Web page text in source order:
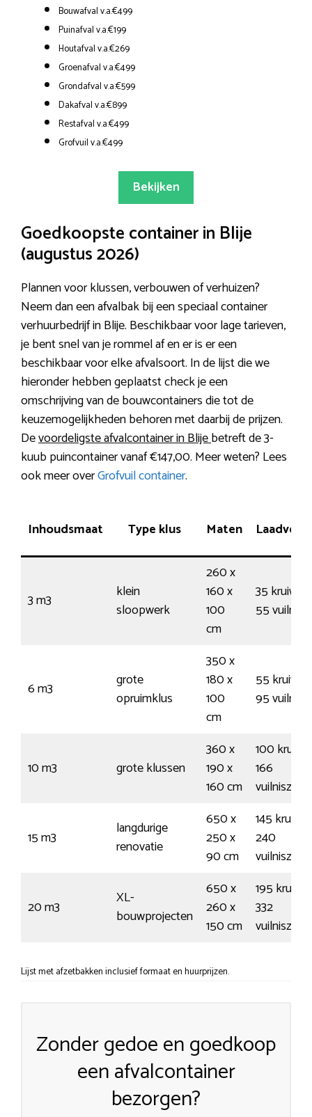
Bouwafval v.a.€499
Puinafval v.a.€199
Houtafval v.a.€269
Groenafval v.a.€499
Grondafval v.a.€599
Dakafval v.a.€899
Restafval v.a.€499
Grofvuil v.a.€499
Bekijken
Goedkoopste container in Blije
(augustus 2026)
Plannen voor klussen, verbouwen of verhuizen?
Neem dan een afvalbak bij een speciaal container
verhuurbedrijf in Blije. Beschikbaar voor lage tarieven,
je bent snel van je rommel af en er is er een
beschikbaar voor elke afvalsoort. In de lijst die we
hieronder hebben geplaatst check je een
omschrijving van de bouwcontainers die tot de
keuzemogelijkheden behoren met daarbij de prijzen.
Devoordeligste afvalcontainer in Blijebetreft de 3-
kuub puincontainer vanaf €147,00. Meer weten? Lees
ook meer overGrofvuil container.
Inhoudsmaat Type klus Maten
3 m3
klein
sloopwerk
260 x
160 x
100
cm
35
55
6 m3
grote
opruimklus
350 x
180 x
100
cm
55
95
10 m3 grote klussen
360 x
190 x
160 cm
100
166
15 m3
langdurige
renovatie
650 x
250 x
90 cm
145
240
20 m3
XL-
bouwprojecten
650 x
260 x
150 cm
195
332
Lijst met afzetbakken inclusief formaat en huurprijzen.
Zonder gedoe en goedkoop
een afvalcontainer
bezorgen?